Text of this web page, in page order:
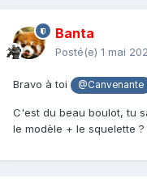
Banta
Posté(e) 1 mai
Bravo à toi @Canvenante
C'est du beau boulot, tu
le modèle + le squelette ?